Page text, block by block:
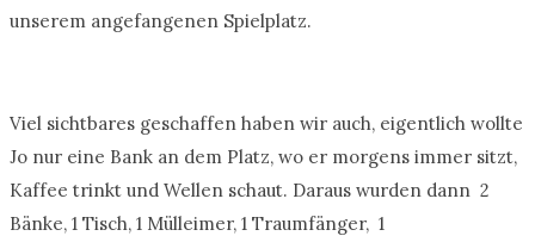
unserem angefangenen Spielplatz.
Viel sichtbares geschaffen haben wir auch, eigentlich wollte
Jo nur eine Bank an dem Platz, wo er morgens immer sitzt,
Kaffee trinkt und Wellen schaut. Daraus wurden dann 2
Bänke, 1 Tisch, 1 Mülleimer, 1 Traumfänger, 1